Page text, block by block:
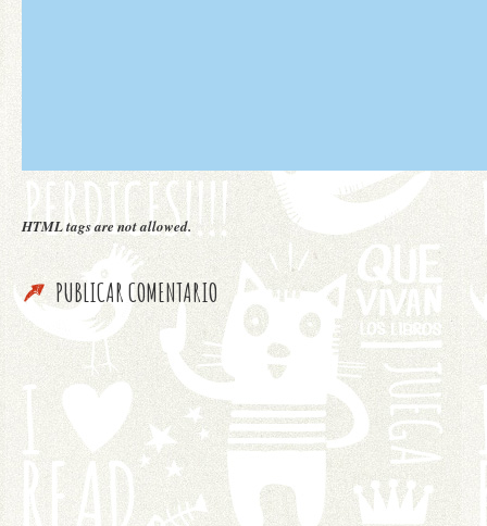
HTML tags are not allowed.